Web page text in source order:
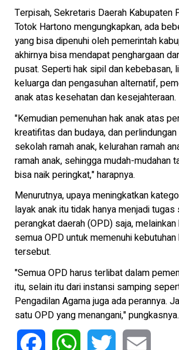
Terpisah, Sekretaris Daerah Kabupaten
Totok Hartono mengungkapkan, ada
yang bisa dipenuhi oleh pemerintah
akhirnya bisa mendapat penghargaan
pusat. Seperti hak sipil dan kebebasan,
keluarga dan pengasuhan alternatif,
anak atas kesehatan dan kesejahteraan.
"Kemudian pemenuhan hak anak atas
kreatifitas dan budaya, dan
sekolah ramah anak, kelurahan ramah
ramah anak, sehingga mudah-mudahan
bisa naik peringkat," harapnya.
Menurutnya, upaya meningkatkan
layak anak itu tidak hanya menjadi
perangkat daerah (OPD) saja,
semua OPD untuk memenuhi kebutuhan
tersebut.
"Semua OPD harus terlibat dalam
itu, selain itu dari instansi samping
Pengadilan Agama juga ada perannya.
satu OPD yang menangani," pungkasnya.